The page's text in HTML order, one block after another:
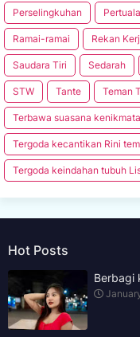
Perselingkuhan
Ramai-ramai Rekan
Saudara Tiri Sedarah
STW Tante Teman
Terbawa suasana
Tergoda kecantikan Rini
Tergoda keindahan tubuh
Hot Posts
Berbagi